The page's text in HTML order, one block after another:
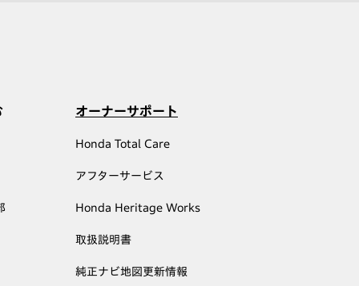
オーナーサポート
Honda Total Care
アフターサービス
Honda Heritage Works
取扱説明書
純正ナビ地図更新情報